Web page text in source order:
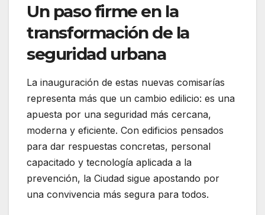
Un paso firme en la
transformación de la
seguridad urbana
La inauguración de estas nuevas comisarías
representa más que un cambio edilicio: es una
apuesta por una seguridad más cercana,
moderna y eficiente. Con edificios pensados
para dar respuestas concretas, personal
capacitado y tecnología aplicada a la
prevención, la Ciudad sigue apostando por
una convivencia más segura para todos.